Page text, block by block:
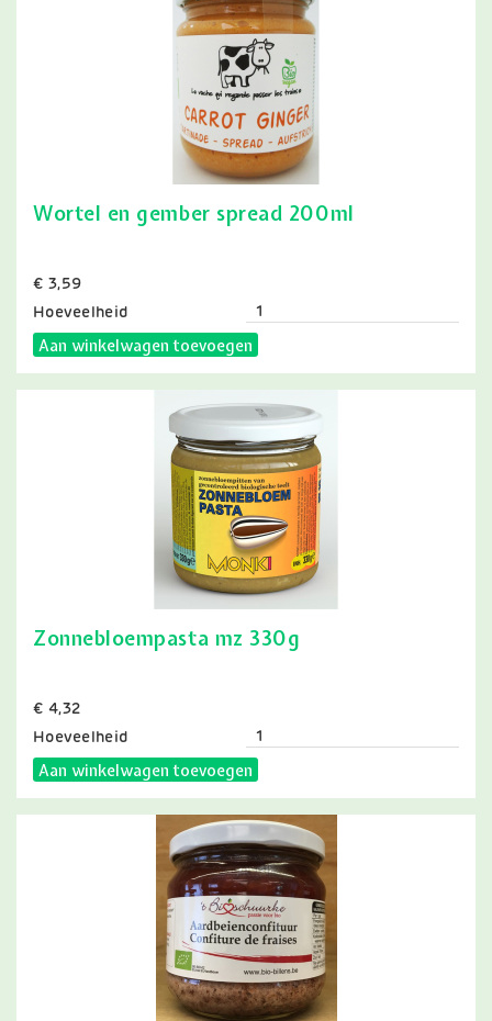
Wortel en gember spread 200ml
Prijs
€ 3,59
Hoeveelheid
Aan winkelwagen toevoegen
Zonnebloempasta mz 330g
Prijs
€ 4,32
Hoeveelheid
Aan winkelwagen toevoegen